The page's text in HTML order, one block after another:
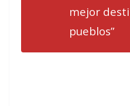
mejor
pueblos”